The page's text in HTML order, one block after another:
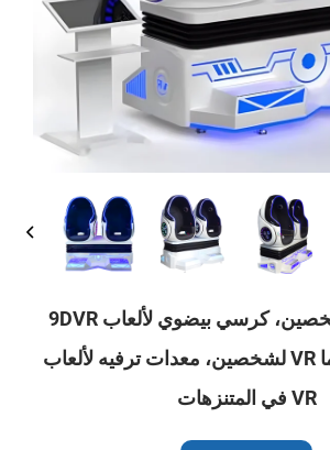
محاكي VR لشخصين، كرسي بيضوي لألعاب 9DVR
لشخصين، سينما VR لشخصين، معدات ترفيه لألعاب
VR في المتنزهات